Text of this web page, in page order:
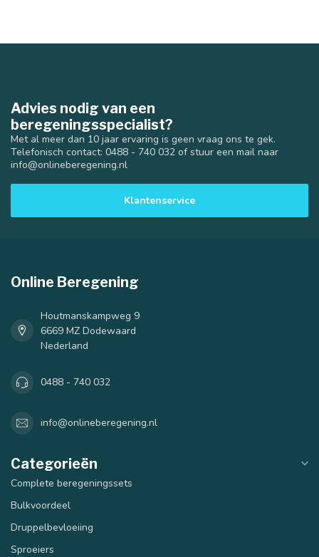
Advies nodig van een
beregeningsspecialist?
Met al meer dan 10 jaar ervaring is geen vraag ons te gek.
Telefonisch contact: 0488 - 740 032 of stuur een mail naar
info@onlineberegening.nl
Klantenservice
Online Beregening
Houtmanskampweg 9
6669 MZ Dodewaard
Nederland
0488 - 740 032
info@onlineberegening.nl
Categorieën
Complete beregeningssets
Bulkvoordeel
Druppelbevloeiing
Sproeiers